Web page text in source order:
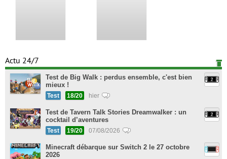
Actu 24/7
Test de Big Walk : perdus ensemble, c'est bien
mieux !
Test 18/20 hier
Test de Tavern Talk Stories Dreamwalker : un
cocktail d’aventures
Test 19/20 07/08/2026
Minecraft débarque sur Switch 2 le 27 octobre
2026